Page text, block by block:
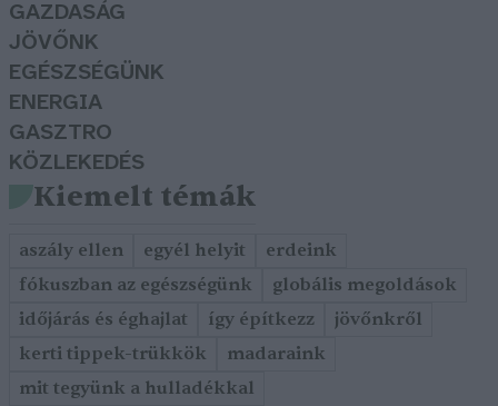
GAZDASÁG
JÖVŐNK
EGÉSZSÉGÜNK
ENERGIA
GASZTRO
KÖZLEKEDÉS
Kiemelt témák
aszály ellen egyél helyit
erdeink
fókuszban az egészségünk
globális megoldások
időjárás és éghajlat
így építkezz
jövőnkről
kerti tippek-trükkök
madaraink
mit tegyünk a hulladékkal